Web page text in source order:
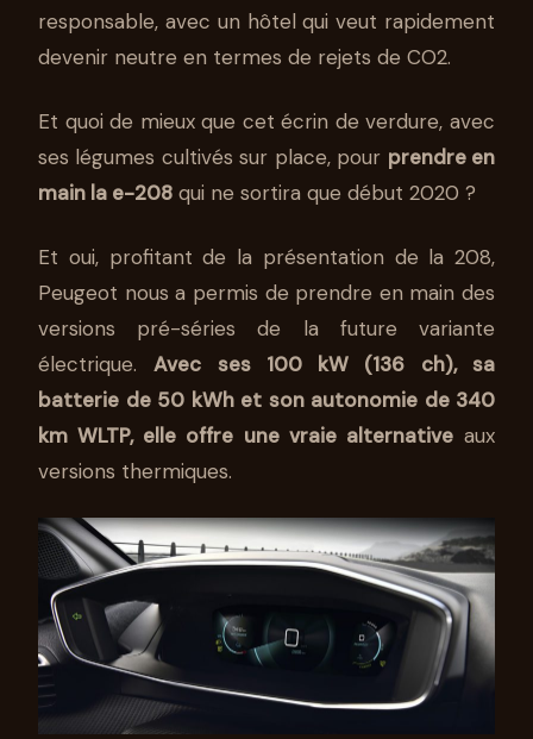
responsable, avec un hôtel qui veut rapidement
devenir neutre en termes de rejets de CO2.
Et quoi de mieux que cet écrin de verdure, avec
ses légumes cultivés sur place, pour prendre en
main la e-208 qui ne sortira que début 2020 ?
Et oui, profitant de la présentation de la 208,
Peugeot nous a permis de prendre en main des
versions pré-séries de la future variante
électrique.Avec ses 100 kW (136 ch), sa
batterie de 50 kWh et son autonomie de 340
km WLTP, elle offre une vraie alternativeaux
versions thermiques.